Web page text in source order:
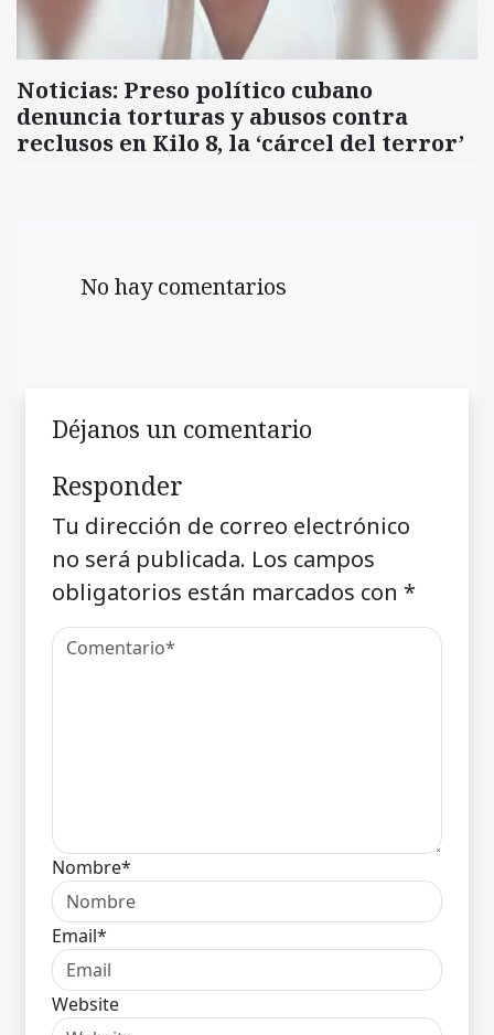
Noticias: Preso político cubano
denuncia torturas y abusos contra
reclusos en Kilo 8, la ‘cárcel del terror’
No hay comentarios
Déjanos un comentario
Responder
Tu dirección de correo electrónico
no será publicada. Los campos
obligatorios están marcados con *
Nombre*
Email*
Website